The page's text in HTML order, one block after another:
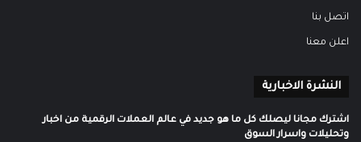
اتصل بنا
اعلن معنا
النشرة الاخبارية
اشترك مجانا ليصلك كل ما هو جديد في عالم العملات الرقمية من اخبار
وتحليلات واسرار السوق